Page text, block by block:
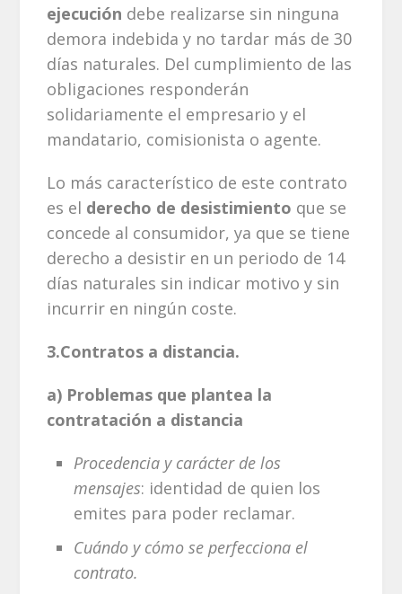
ejecución debe realizarse sin ninguna
demora indebida y no tardar más de 30
días naturales. Del cumplimiento de las
obligaciones responderán
solidariamente el empresario y el
mandatario, comisionista o agente.
Lo más característico de este contrato
es el derecho de desistimiento que se
concede al consumidor, ya que se tiene
derecho a desistir en un periodo de 14
días naturales sin indicar motivo y sin
incurrir en ningún coste.
3.Contratos a distancia.
a) Problemas que plantea la
contratación a distancia
Procedencia y carácter de los
mensajes: identidad de quien los
emites para poder reclamar.
Cuándo y cómo se perfecciona el
contrato.